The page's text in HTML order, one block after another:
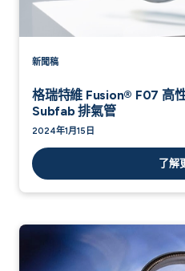
新聞稿
格瑞特維 Fusion® F07 高
Subfab 排氣管
2024年1月15日
了解